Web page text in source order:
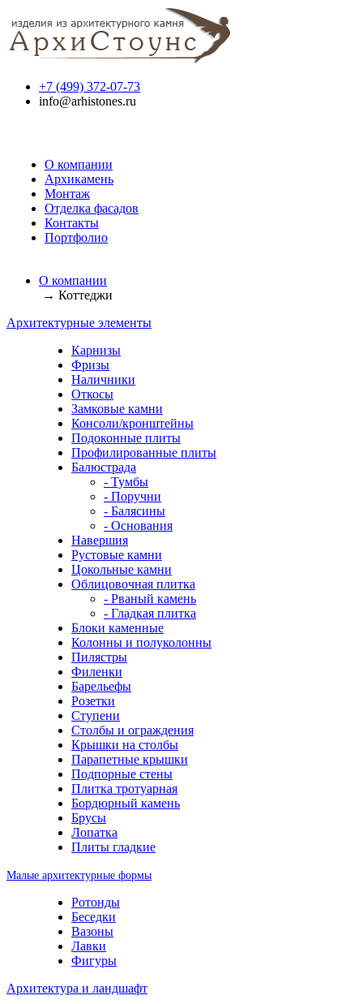
+7 (499) 372-07-73
info@arhistones.ru
О компании
Архикамень
Монтаж
Отделка фасадов
Контакты
Портфолио
О компании
→ Коттеджи
Архитектурные элементы
Карнизы
Фризы
Наличники
Откосы
Замковые камни
Консоли/кронштейны
Подоконные плиты
Профилированные плиты
Балюстрада
- Тумбы
- Поручни
- Балясины
- Основания
Навершия
Рустовые камни
Цокольные камни
Облицовочная плитка
- Рваный камень
- Гладкая плитка
Блоки каменные
Колонны и полуколонны
Пилястры
Филенки
Барельефы
Розетки
Ступени
Столбы и ограждения
Крышки на столбы
Парапетные крышки
Подпорные стены
Плитка тротуарная
Бордюрный камень
Брусы
Лопатка
Плиты гладкие
Малые архитектурные формы
Ротонды
Беседки
Вазоны
Лавки
Фигуры
Архитектура и ландшафт